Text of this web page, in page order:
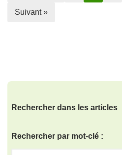
Suivant »
Rechercher dans les articles
Rechercher par mot-clé :